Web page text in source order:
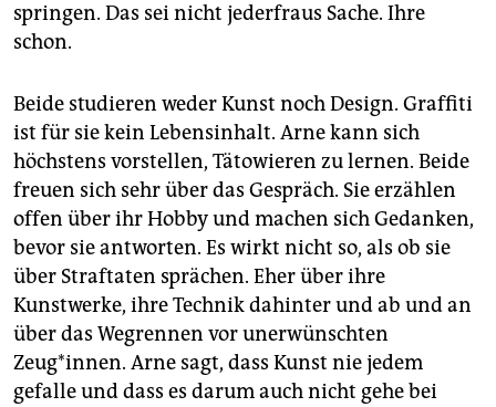
springen. Das sei nicht jederfraus Sache. Ihre
schon.
Beide studieren weder Kunst noch Design. Graffiti
ist für sie kein Lebensinhalt. Arne kann sich
höchstens vorstellen, Tätowieren zu lernen. Beide
freuen sich sehr über das Gespräch. Sie erzählen
offen über ihr Hobby und machen sich Gedanken,
bevor sie antworten. Es wirkt nicht so, als ob sie
über Straftaten sprächen. Eher über ihre
Kunstwerke, ihre Technik dahinter und ab und an
über das Wegrennen vor unerwünschten
Zeug*innen. Arne sagt, dass Kunst nie jedem
gefalle und dass es darum auch nicht gehe bei